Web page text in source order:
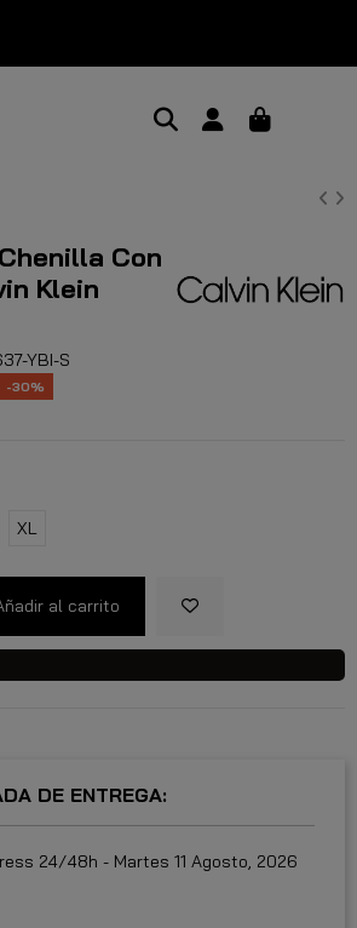
Con
Klein
YBI-S
-30%
XL
al carrito
DE ENTREGA:
24/48h - Martes 11 Agosto, 2026